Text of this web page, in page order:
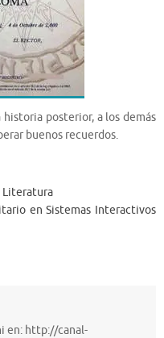
posterior, a los demás
buenos recuerdos.
Literatura
en Sistemas Interactivos
en: http://canal-